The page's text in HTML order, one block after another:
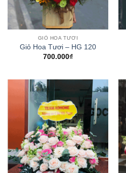
GIỎ HOA TƯƠI
Giỏ Hoa Tươi – HG 120
700.000₫